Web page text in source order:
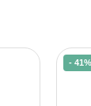
-